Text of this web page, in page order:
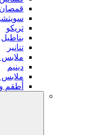
قمصان
تريكو
بناطيل
تنانير
دينيم
ملابس
أطقم